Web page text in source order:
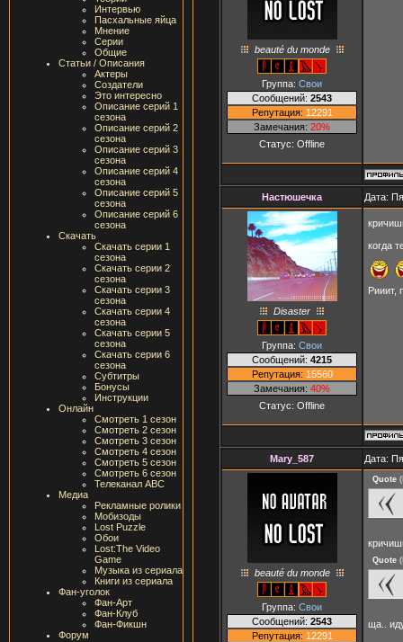
Интервью
Пасхальные яйца
Мнение
Серии
Общие
Статьи / Описания
Актеры
Создатели
Это интересно
Описание серий 1
сезона
Описание серий 2
сезона
Описание серий 3
сезона
Описание серий 4
сезона
Описание серий 5
сезона
Описание серий 6
сезона
Скачать
Скачать серии 1
сезона
Скачать серии 2
сезона
Скачать серии 3
сезона
Скачать серии 4
сезона
Скачать серии 5
сезона
Скачать серии 6
сезона
Субтитры
Бонусы
Инструкции
Онлайн
Смотреть 1 сезон
Смотреть 2 сезон
Смотреть 3 сезон
Смотреть 4 сезон
Смотреть 5 сезон
Смотреть 6 сезон
Телеканал ABC
Медиа
Рекламные ролики
Мобизоды
Lost Puzzle
Обои
Lost:The Video
Game
Музыка из сериала
Книги из сериала
Фан-уголок
Фан-Арт
Фан-Клуб
Фан-Фикшн
Форум
beauté du monde
Группа: Свои
Сообщений: 2543
Репутация: 12291
Замечания: 20%
Статус: Offline
Настюшечка Дата:
Disaster
Группа: Свои
Сообщений: 4215
Репутация: 15560
Замечания: 40%
Статус: Offline
когда
Рииит,
Mary_587 Дата:
beauté du monde
Группа: Свои
Сообщений: 2543
Репутация: 12291
Quote (
Quote (
ща..